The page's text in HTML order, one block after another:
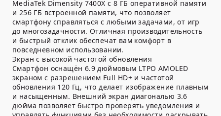
MediaTek Dimensity 7400X с 8 ГБ оперативной памяти
и 256 ГБ встроенной памяти, что позволяет
смартфону справляться с любыми задачами, от игр
до многозадачности. Отличная производительность
и быстрый отклик обеспечат вам комфорт в
повседневном использовании.
Экран с высокой частотой обновления
Смартфон оснащён 6.9 дюймовым LTPO AMOLED
экраном с разрешением Full HD+ и частотой
обновления 120 Гц, что делает изображение плавным
и насыщенным. Внешний экран диагональю 3.6
дюйма позволяет быстро проверять уведомления и